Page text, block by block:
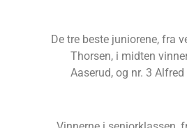
De tre beste juniorene, fra
Thorsen, i midten
Aaserud, og nr. 3